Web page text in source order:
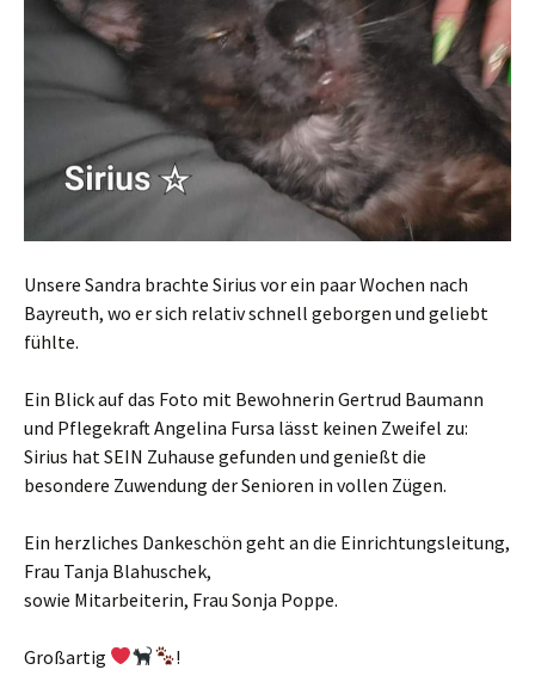
Unsere Sandra brachte Sirius vor ein paar Wochen nach
Bayreuth, wo er sich relativ schnell geborgen und geliebt
fühlte.
Ein Blick auf das Foto mit Bewohnerin Gertrud Baumann
und Pflegekraft Angelina Fursa lässt keinen Zweifel zu:
Sirius hat SEIN Zuhause gefunden und genießt die
besondere Zuwendung der Senioren in vollen Zügen.
Ein herzliches Dankeschön geht an die Einrichtungsleitung,
Frau Tanja Blahuschek,
sowie Mitarbeiterin, Frau Sonja Poppe.
Großartig !